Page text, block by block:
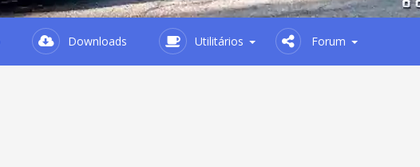
Downloads Utilitários Forum